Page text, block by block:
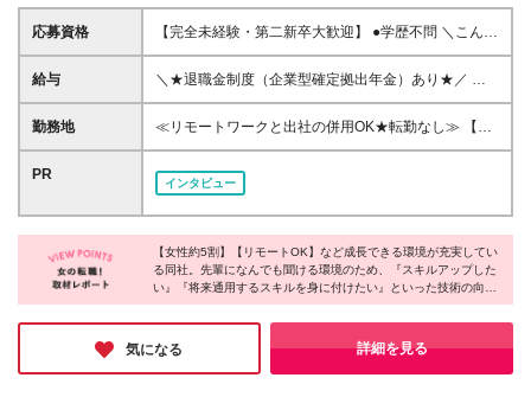
応募資格
【完全未経験・第二新卒大歓迎】 ●学歴不問 ＼こんな
方にピッタリの環境です！／ ★最先端のAIツールに触
れてみたい方 ★無理なく柔軟な環境でIT事務・サポー
自分らしく働きたい方
給与
＼★退職金制度（企業型確定拠出年⾦）あり★／ ≪
給与≫ 月給25万円 ※社会人経験・ご年齢等を考慮し
て決定 ※試用期間6ヶ月中の給与・待遇に差異なし ※
他の手当≫ ・通勤手当(最大40,000円/月額) ・資格手
が初年度から毎年1～3万円程、月給UPしています！
勤務地
≪リモートワークと出社の併用OK★転勤なし≫ 【本
社】 東京都文京区後楽2丁目3-28 K.I.S飯田橋8F (変
更の範囲)上記を除く当社関連勤務地なし
PR
インタビュー
【女性約5割】【リモートOK】など成長できる環境が充実してい
る同社。先輩になんでも聞ける環境のため、『スキルアップした
い』『将来通用するスキルを身に付けたい』といった技術の向上
はもちろん、『プライベートや趣味と無理なく両立させたい』と
いう希望が叶う制度も充実。さらには、頑張った分正当に評価
し、お給料にも還元しているため、年収UPを実現している社員ば
かり！納得できる環境で成長したい方にぴったりです！
気になる 詳細を見る